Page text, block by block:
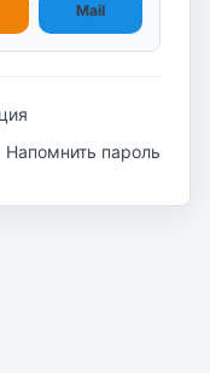
Mail
Напомнить пароль